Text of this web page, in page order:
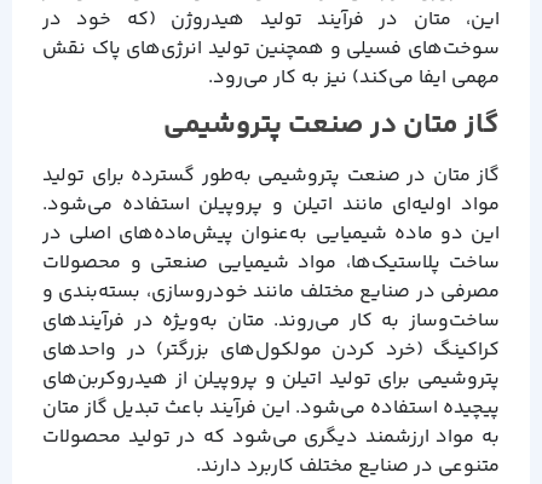
این، متان در فرآیند تولید هیدروژن (که خود در
سوخت‌های فسیلی و همچنین تولید انرژی‌های پاک نقش
مهمی ایفا می‌کند) نیز به کار می‌رود.
گاز متان در صنعت پتروشیمی
گاز متان در صنعت پتروشیمی به‌طور گسترده برای تولید
مواد اولیه‌ای مانند اتیلن و پروپیلن استفاده می‌شود.
این دو ماده شیمیایی به‌عنوان پیش‌ماده‌های اصلی در
ساخت پلاستیک‌ها، مواد شیمیایی صنعتی و محصولات
مصرفی در صنایع مختلف مانند خودروسازی، بسته‌بندی و
ساخت‌وساز به کار می‌روند. متان به‌ویژه در فرآیندهای
کراکینگ (خرد کردن مولکول‌های بزرگتر) در واحدهای
پتروشیمی برای تولید اتیلن و پروپیلن از هیدروکربن‌های
پیچیده استفاده می‌شود. این فرآیند باعث تبدیل گاز متان
به مواد ارزشمند دیگری می‌شود که در تولید محصولات
متنوعی در صنایع مختلف کاربرد دارند.